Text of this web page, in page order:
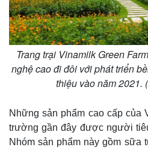
Trang trại Vinamilk Green
nghệ cao đi đôi với phát triển
thiệu vào năm 2021.
Những sản phẩm cao cấp của
trường gần đây được người
Nhóm sản phẩm này gồm sữa